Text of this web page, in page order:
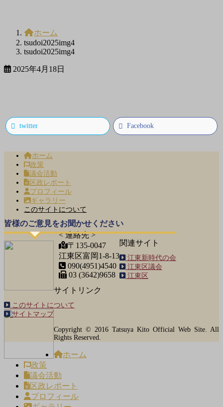
ホーム
tsudoi2025img4
tsudoi2025img4
2025年4月18日
Facebook
twitter
ホーム
政策
議会活動
区政レポート
プロフィール
ギャラリー
このサイトについて
皆様のご意見をお聞かせください
< 連絡先 >
〒135-0047
江東区富岡1-8-13
090(4951)4540
03 (3642)9658
関連サイト
江東新時代の会
江東区議会
江東区
サイトリンク
このサイトについて
サイトマップ
Copyright © 2016 Tatsuya Kito Official Web Site. All
Rights Reserved.
ホーム
政策
議会活動
区政レポート
プロフィール